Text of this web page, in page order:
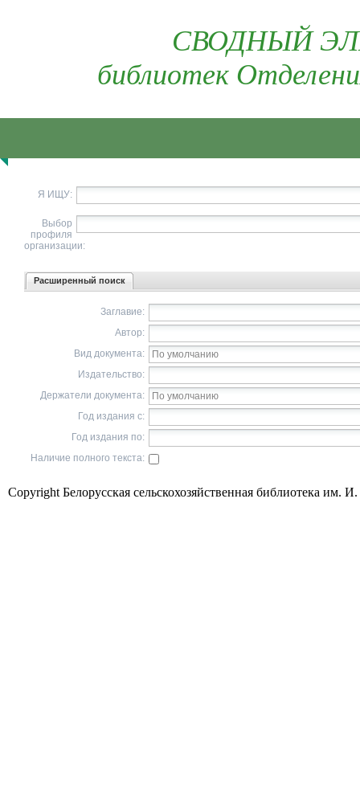
СВОДНЫЙ
библиотек
Я ИЩУ:
Выбор
профиля
организации:
Расширенный поиск
Заглавие:
Автор:
Вид документа:
Издательство:
Держатели документа:
Год издания с:
Год издания по:
Наличие полного текста:
Copyright Белорусская сельскохозяйственная библиотека им.